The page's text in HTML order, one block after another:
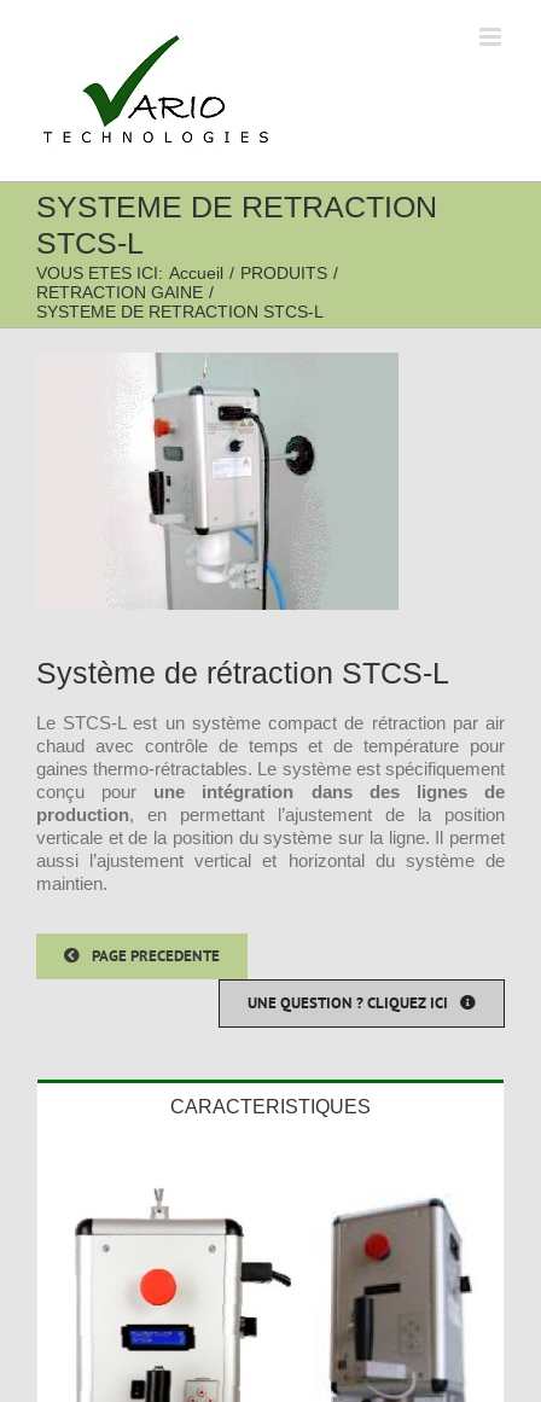
SYSTEME DE RETRACTION
STCS-L
VOUS ETES ICI: Accueil / PRODUITS /
RETRACTION GAINE /
SYSTEME DE RETRACTION STCS-L
Système de rétraction STCS-L
Le STCS-L est un système compact de rétraction par air
chaud avec contrôle de temps et de température pour
gaines thermo-rétractables. Le système est spécifiquement
conçu pour une intégration dans des lignes de
production, en permettant l’ajustement de la position
verticale et de la position du système sur la ligne. Il permet
aussi l’ajustement vertical et horizontal du système de
maintien.
PAGE PRECEDENTE
UNE QUESTION ? CLIQUEZ ICI
CARACTERISTIQUES